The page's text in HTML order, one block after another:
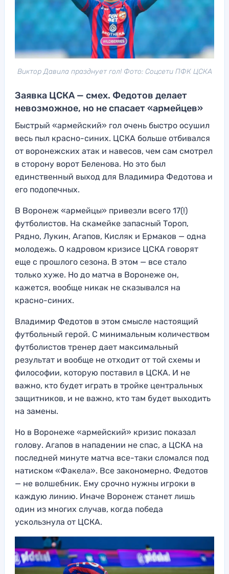
Виктор Давила празднует гол! Фото: Соцсети ПФК ЦСКА
Заявка ЦСКА — смех. Федотов делает
невозможное, но не спасает «армейцев»
Быстрый «армейский» гол очень быстро осушил
весь пыл красно-синих. ЦСКА больше отбивался
от воронежских атак и навесов, чем сам смотрел
в сторону ворот Беленова. Но это был
единственный выход для Владимира Федотова и
его подопечных.
В Воронеж «армейцы» привезли всего 17(!)
футболистов. На скамейке запасный Тороп,
Рядно, Лукин, Агапов, Кисляк и Ермаков — одна
молодежь. О кадровом кризисе ЦСКА говорят
еще с прошлого сезона. В этом — все стало
только хуже. Но до матча в Воронеже он,
кажется, вообще никак не сказывался на
красно-синих.
Владимир Федотов в этом смысле настоящий
футбольный герой. С минимальным количеством
футболистов тренер дает максимальный
результат и вообще не отходит от той схемы и
философии, которую поставил в ЦСКА. И не
важно, кто будет играть в тройке центральных
защитников, и не важно, кто там будет выходить
на замены.
Но в Воронеже «армейский» кризис показал
голову. Агапов в нападении не спас, а ЦСКА на
последней минуте матча все-таки сломался под
натиском «Факела». Все закономерно. Федотов
— не волшебник. Ему срочно нужны игроки в
каждую линию. Иначе Воронеж станет лишь
один из многих случав, когда победа
ускользнула от ЦСКА.